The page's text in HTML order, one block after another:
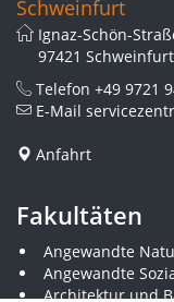
Schweinfurt
Ignaz-Schön-
97421 Schweinfurt
Telefon +49 9721
E-Mail
Anfahrt
Fakultäten
Angewandte
Angewandte
Architektur und